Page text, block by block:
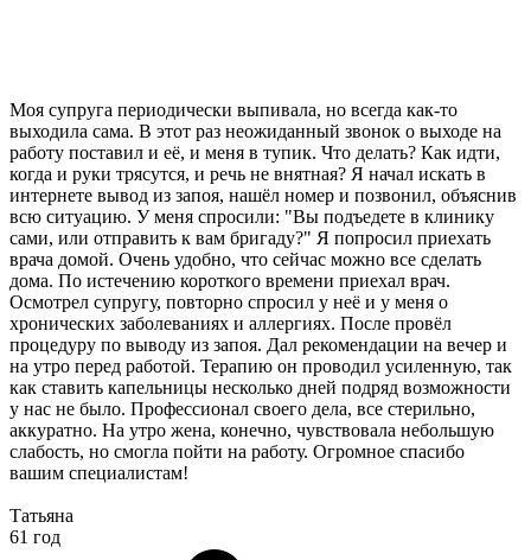
Моя супруга периодически выпивала, но всегда как-то
выходила сама. В этот раз неожиданный звонок о выходе на
работу поставил и её, и меня в тупик. Что делать? Как идти,
когда и руки трясутся, и речь не внятная? Я начал искать в
интернете вывод из запоя, нашёл номер и позвонил, объяснив
всю ситуацию. У меня спросили: "Вы подъедете в клинику
сами, или отправить к вам бригаду?" Я попросил приехать
врача домой. Очень удобно, что сейчас можно все сделать
дома. По истечению короткого времени приехал врач.
Осмотрел супругу, повторно спросил у неё и у меня о
хронических заболеваниях и аллергиях. После провёл
процедуру по выводу из запоя. Дал рекомендации на вечер и
на утро перед работой. Терапию он проводил усиленную, так
как ставить капельницы несколько дней подряд возможности
у нас не было. Профессионал своего дела, все стерильно,
аккуратно. На утро жена, конечно, чувствовала небольшую
слабость, но смогла пойти на работу. Огромное спасибо
вашим специалистам!
Татьяна
61 год